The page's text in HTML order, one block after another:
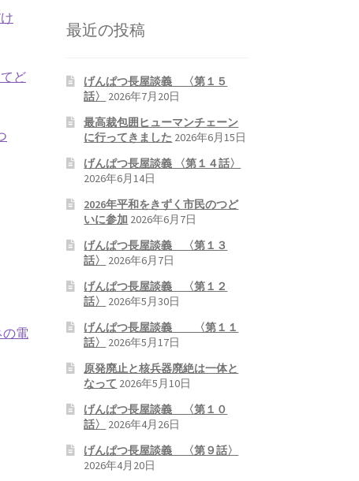
ど
電
最近の投稿
げんぱつ長屋談義 〈第１５
話〉
2026年7月20日
最高裁包囲ヒューマンチェーン
に行ってきました 2026年6月15日
げんぱつ長屋談義 〈第１４話〉
2026年6月14日
2026年平和をきずく市民のつど
いに参加 2026年6月7日
げんぱつ長屋談義 〈第１３
話〉
2026年6月7日
げんぱつ長屋談義 〈第１２
話〉
2026年5月30日
げんぱつ長屋談義 〈第１１
話〉
2026年5月17日
原発廃止と核兵器廃絶は一体と
なって 2026年5月10日
げんぱつ長屋談義 〈第１０
話〉
2026年4月26日
げんぱつ長屋談義 〈第９話〉
2026年4月20日